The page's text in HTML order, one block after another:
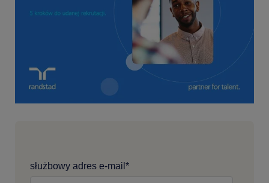
służbowy adres e-mail *